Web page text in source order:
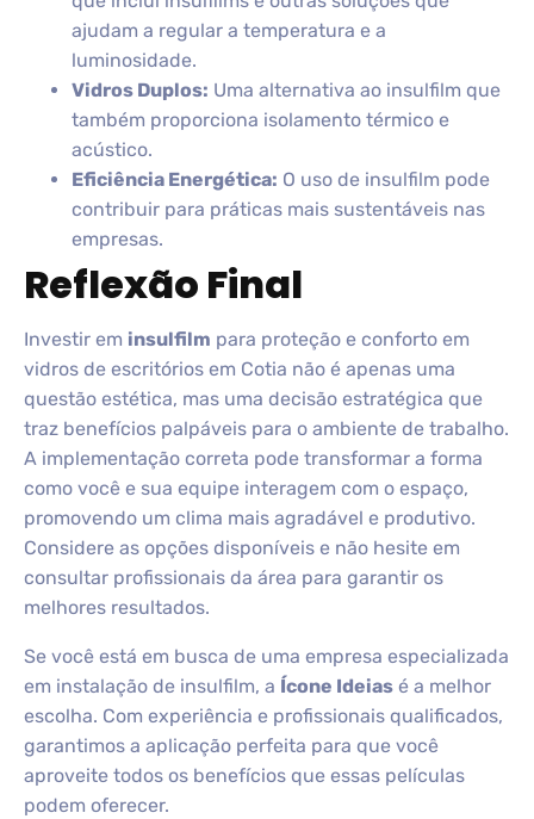
ajudam a regular a temperatura e a
luminosidade.
Vidros Duplos: Uma alternativa ao insulfilm que
também proporciona isolamento térmico e
acústico.
Eficiência Energética: O uso de insulfilm pode
contribuir para práticas mais sustentáveis nas
empresas.
Reflexão Final
Investir em insulfilm para proteção e conforto em
vidros de escritórios em Cotia não é apenas uma
questão estética, mas uma decisão estratégica que
traz benefícios palpáveis para o ambiente de trabalho.
A implementação correta pode transformar a forma
como você e sua equipe interagem com o espaço,
promovendo um clima mais agradável e produtivo.
Considere as opções disponíveis e não hesite em
consultar profissionais da área para garantir os
melhores resultados.
Se você está em busca de uma empresa especializada
em instalação de insulfilm, a Ícone Ideias é a melhor
escolha. Com experiência e profissionais qualificados,
garantimos a aplicação perfeita para que você
aproveite todos os benefícios que essas películas
podem oferecer.